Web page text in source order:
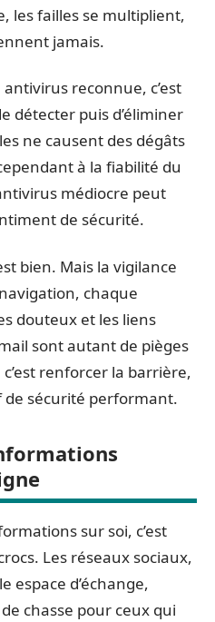
les failles se multiplient,
jamais.
reconnue, c’est
détecter puis d’éliminer
ne causent des dégâts
à la fiabilité du
médiocre peut
de sécurité.
bien. Mais la vigilance
chaque
douteux et les liens
sont autant de pièges
renforcer la barrière,
de sécurité performant.
sur soi, c’est
Les réseaux sociaux,
espace d’échange,
chasse pour ceux qui